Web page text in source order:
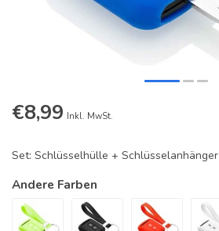
€8,99 Inkl. MwSt.
Set: Schlüsselhülle + Schlüsselanhänger
Andere Farben